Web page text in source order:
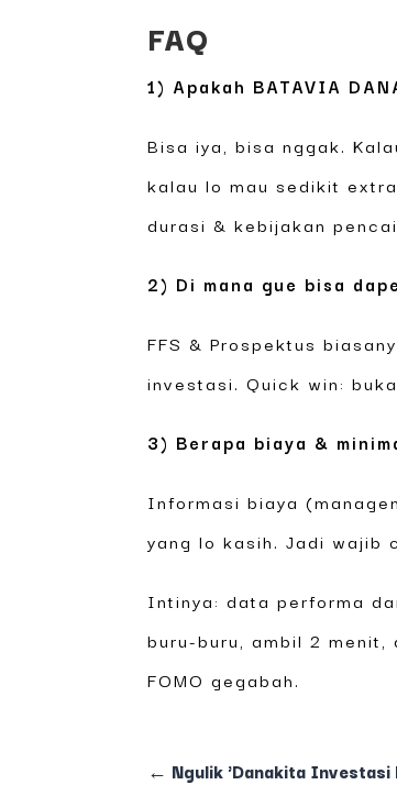
FAQ
1) Apakah BATAVIA
Bisa iya, bisa nggak.
kalau lo mau sedikit
durasi & kebijakan
2) Di mana gue bisa
FFS & Prospektus
investasi. Quick win:
3) Berapa biaya &
Informasi biaya
yang lo kasih. Jadi wajib
Intinya: data performa
buru-buru, ambil 2
FOMO gegabah.
← Ngulik 'Danakita